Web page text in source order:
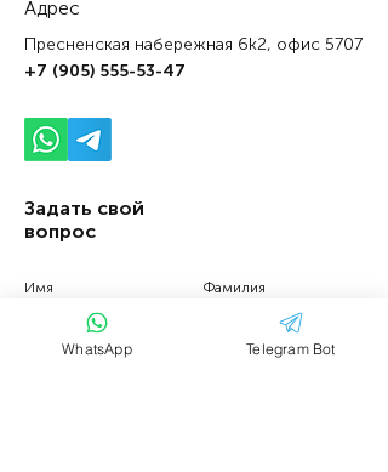
Адрес
Пресненская набережная 6k2, офис 5707
+7 (905) 555-53-47
Задать свой
вопрос
Имя Фамилия
WhatsApp Telegram Bot